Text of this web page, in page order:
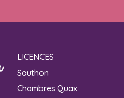
LICENCES
Sauthon
Chambres Quax